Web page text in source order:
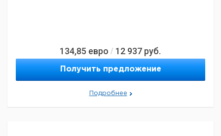
134,85 евро / 12 937 руб.
Получить предложение
Подробнее